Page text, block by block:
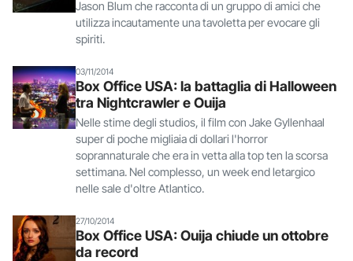
Jason Blum che racconta di un gruppo di amici che
utilizza incautamente una tavoletta per evocare gli
spiriti.
03/11/2014
Box Office USA: la battaglia di Halloween
tra Nightcrawler e Ouija
Nelle stime degli studios, il film con Jake Gyllenhaal
super di poche migliaia di dollari l'horror
soprannaturale che era in vetta alla top ten la scorsa
settimana. Nel complesso, un week end letargico
nelle sale d'oltre Atlantico.
27/10/2014
Box Office USA: Ouija chiude un ottobre
da record